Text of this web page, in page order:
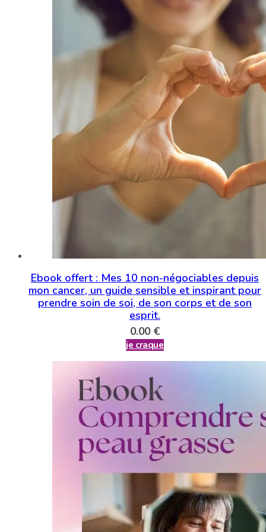
Ebook offert : Mes 10 non-négociables depuis
mon cancer, un guide sensible et inspirant pour
prendre soin de soi, de son corps et de son
esprit.
0.00 €
je craque